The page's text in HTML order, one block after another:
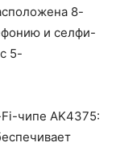
8-
и селфи-
5-
чипе AK4375: